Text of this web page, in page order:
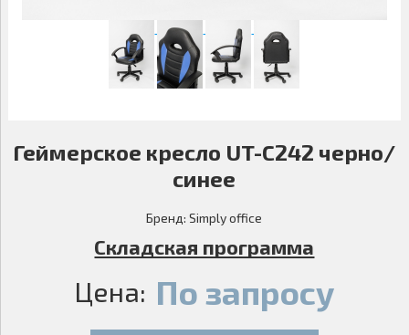
Геймерское кресло UT-C242 черно/
синее
Бренд:Simply office
Складская программа
Цена: По запросу